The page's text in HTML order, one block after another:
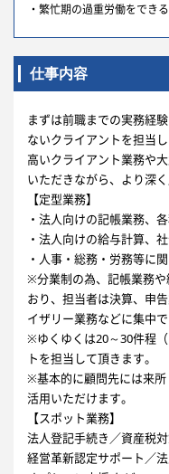
・繁忙期の過重労働をでき
仕事内容
まずは前職までの実務経
ないクライアントを担当
高いクライアント業務や
いただきながら、より深
【定型業務】
・法人向けの記帳業務、
・法人向けの給与計算、
・人事・総務・労務等に
※分業制の為、記帳業務
おり、担当者は決算、申
イザリー業務などに集中で
※ゆくゆくは20～30件程
トを担当して頂きます。
※基本的に顧問先には来
活用いただけます。
【スポット業務】
法人登記手続き／資産税
経営革新認定サポート／